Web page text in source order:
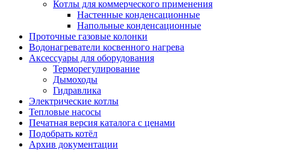
Котлы для коммерческого применения
Настенные конденсационные
Напольные конденсационные
Проточные газовые колонки
Водонагреватели косвенного нагрева
Аксессуары для оборудования
Терморегулирование
Дымоходы
Гидравлика
Электрические котлы
Тепловые насосы
Печатная версия каталога с ценами
Подобрать котёл
Архив документации